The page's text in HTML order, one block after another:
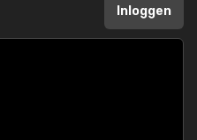
Inloggen